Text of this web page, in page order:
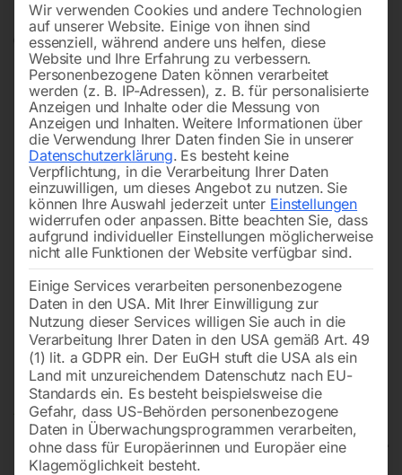
Wir verwenden Cookies und andere Technologien
auf unserer Website. Einige von ihnen sind
essenziell, während andere uns helfen, diese
Website und Ihre Erfahrung zu verbessern.
Personenbezogene Daten können verarbeitet
werden (z. B. IP-Adressen), z. B. für personalisierte
Anzeigen und Inhalte oder die Messung von
Anzeigen und Inhalten. Weitere Informationen über
die Verwendung Ihrer Daten finden Sie in unserer
Datenschutzerklärung. Es besteht keine
Verpflichtung, in die Verarbeitung Ihrer Daten
einzuwilligen, um dieses Angebot zu nutzen. Sie
können Ihre Auswahl jederzeit unter Einstellungen
widerrufen oder anpassen. Bitte beachten Sie, dass
aufgrund individueller Einstellungen möglicherweise
nicht alle Funktionen der Website verfügbar sind.
Einige Services verarbeiten personenbezogene
Daten in den USA. Mit Ihrer Einwilligung zur
Nutzung dieser Services willigen Sie auch in die
Verarbeitung Ihrer Daten in den USA gemäß Art. 49
(1) lit. a GDPR ein. Der EuGH stuft die USA als ein
Land mit unzureichendem Datenschutz nach EU-
Standards ein. Es besteht beispielsweise die
Gefahr, dass US-Behörden personenbezogene
Daten in Überwachungsprogrammen verarbeiten,
ohne dass für Europäerinnen und Europäer eine
Klagemöglichkeit besteht.